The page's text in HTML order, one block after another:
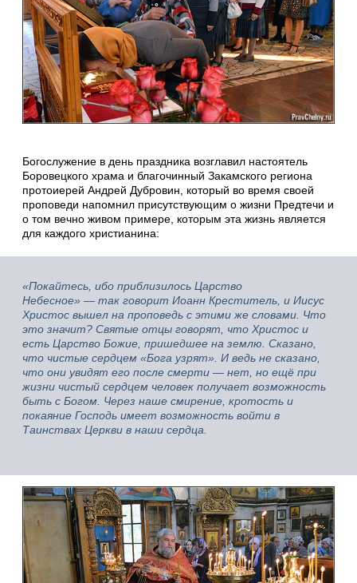
Богослужение в день праздника возглавил настоятель
Боровецкого храма и благочинный Закамского региона
протоиерей Андрей Дубровин, который во время своей
проповеди напомнил присутствующим о жизни Предтечи и
о том вечно живом примере, которым эта жизнь является
для каждого христианина:
«Покайтесь, ибо приблизилось Царство
Небесное» — так говорит Иоанн Креститель, и Иисус
Христос вышел на проповедь с этими же словами. Что
это значит? Святые отцы говорят, что Христос и
есть Царство Божие, пришедшее на землю. Сказано,
что чистые сердцем «Бога узрят». И ведь не сказано,
что они увидят его после смерти — нет, но ещё при
жизни чистый сердцем человек получает возможность
быть с Богом. Через наше смирение, кротость и
покаяние Господь имеет возможность войти в
Таинствах Церкви в наши сердца.